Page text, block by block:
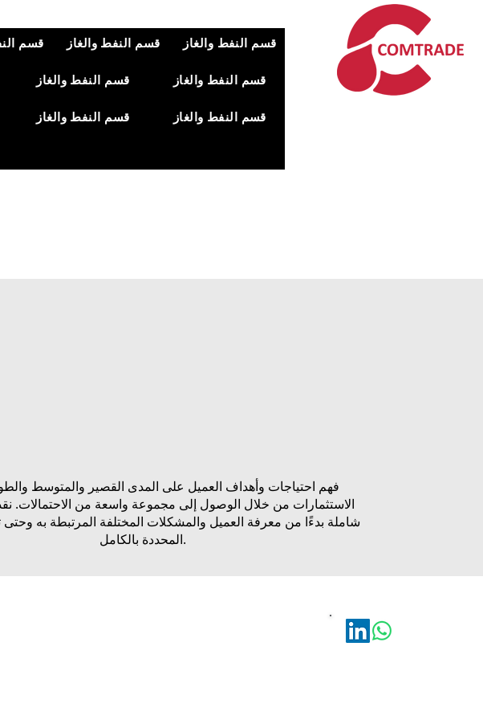
قسم قسم النفط والغاز قسم النفط والغاز
قسم النفط والغاز قسم النفط والغاز
قسم النفط والغاز قسم النفط والغاز
فهم احتياجات وأهداف العميل على المدى القصير والمتوسط
الاستثمارات من خلال الوصول إلى مجموعة واسعة من الاحتمالات.
شاملة بدءًا من معرفة العميل والمشكلات المختلفة المرتبطة به وحتى
المحددة بالكامل.